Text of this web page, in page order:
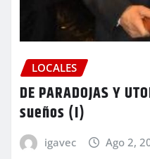
LOCALES
DE PARADOJAS Y
sueños (I)
igavec Ago 2,